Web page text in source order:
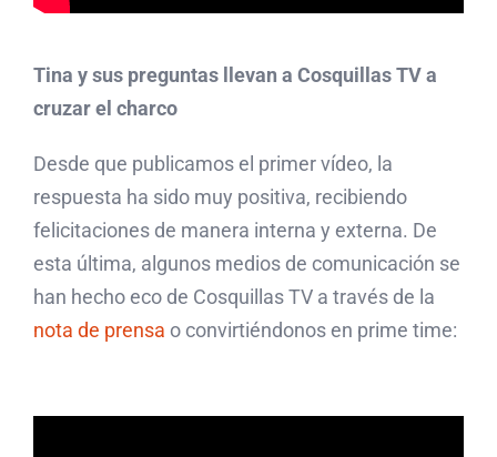
Tina y sus preguntas llevan a Cosquillas TV a
cruzar el charco
Desde que publicamos el primer vídeo, la
respuesta ha sido muy positiva, recibiendo
felicitaciones de manera interna y externa. De
esta última, algunos medios de comunicación se
han hecho eco de Cosquillas TV a través de la
nota de prensa o convirtiéndonos en prime time: